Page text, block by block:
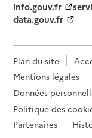
info.gouv.fr
data.gouv.fr
Plan du site
Mentions légales
Données
Politique des
Partenaires